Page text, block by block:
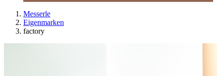
Messerle
Eigenmarken
factory